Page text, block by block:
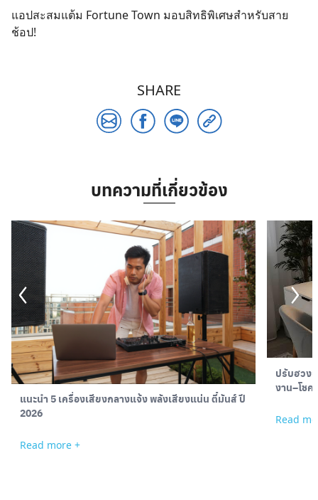
แอปสะสมแต้ม Fortune Town มอบสิทธิพิเศษสำหรับสาย
ช้อป!
SHARE
บทความที่เกี่ยวข้อง
แนะนำ 5 เครื่องเสียงกลางแจ้ง พลังเสียงแน่น ตี้มันส์ ปี
2026
Read more +
ปรับฮวง
งาน–โช
Read